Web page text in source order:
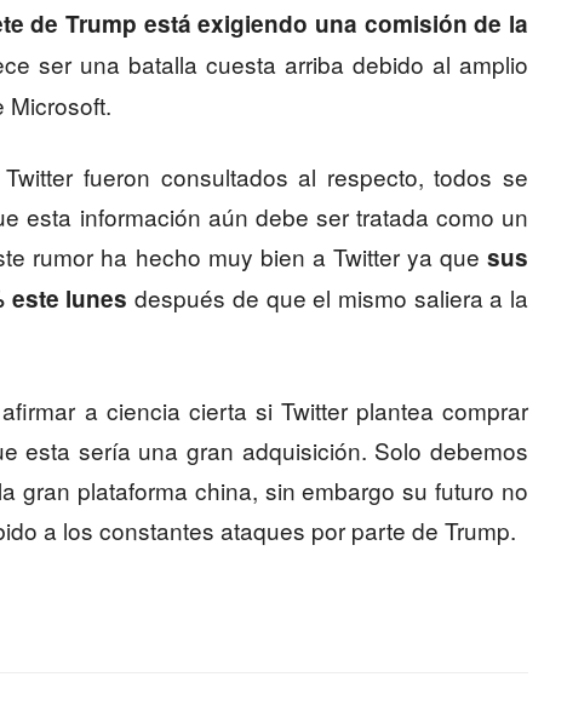
de Trump está exigiendo una comisión de la
ser una batalla cuesta arriba debido al amplio
Microsoft.
fueron consultados al respecto, todos se
esta información aún debe ser tratada como un
rumor ha hecho muy bien a Twitter ya que sus
este lunes después de que el mismo saliera a la
a ciencia cierta si Twitter plantea comprar
esta sería una gran adquisición. Solo debemos
gran plataforma china, sin embargo su futuro no
a los constantes ataques por parte de Trump.